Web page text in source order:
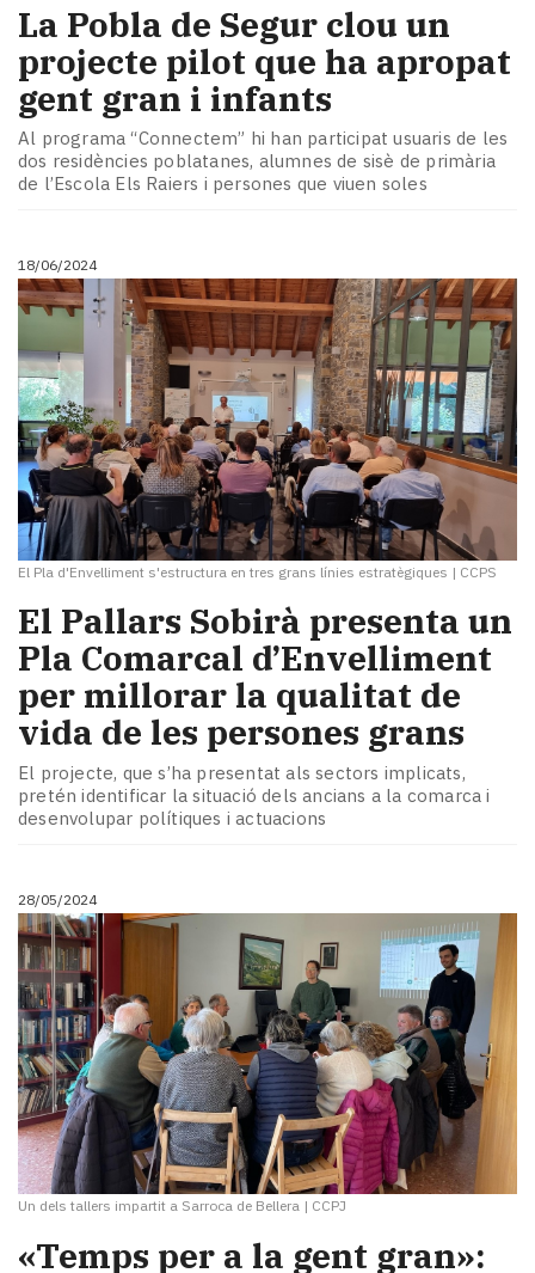
La Pobla de Segur clou un
projecte pilot que ha apropat
gent gran i infants
Al programa “Connectem” hi han participat usuaris de les
dos residències poblatanes, alumnes de sisè de primària
de l’Escola Els Raiers i persones que viuen soles
18/06/2024
El Pla d'Envelliment s'estructura en tres grans línies estratègiques | CCPS
El Pallars Sobirà presenta un
Pla Comarcal d’Envelliment
per millorar la qualitat de
vida de les persones grans
El projecte, que s’ha presentat als sectors implicats,
pretén identificar la situació dels ancians a la comarca i
desenvolupar polítiques i actuacions
28/05/2024
Un dels tallers impartit a Sarroca de Bellera | CCPJ
«Temps per a la gent gran»: